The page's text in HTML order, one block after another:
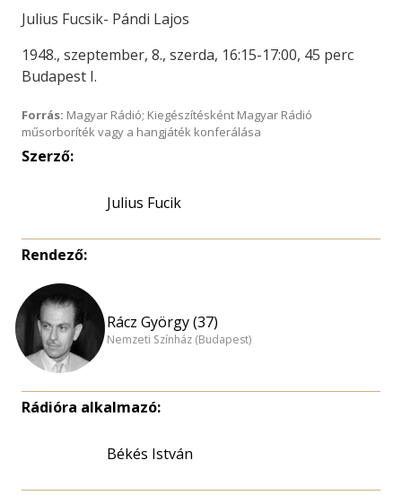
Julius Fucsik- Pándi Lajos
1948., szeptember, 8., szerda, 16:15-17:00, 45 perc
Budapest I.
Forrás: Magyar Rádió; Kiegészítésként Magyar Rádió
műsorboríték vagy a hangjáték konferálása
Szerző:
Julius Fucik
Rendező:
Rácz György (37)
Nemzeti Színház (Budapest)
Rádióra alkalmazó:
Békés István